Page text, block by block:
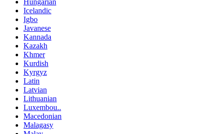
Hungarian
Icelandic
Igbo
Javanese
Kannada
Kazakh
Khmer
Kurdish
Kyrgyz
Latin
Latvian
Lithuanian
Luxembou..
Macedonian
Malagasy